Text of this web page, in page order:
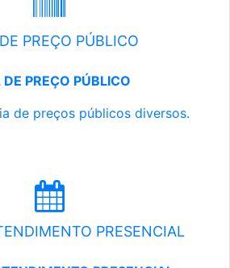
PREÇO PÚBLICO
DE PREÇO PÚBLICO
de preços públicos diversos.
PRESENCIAL